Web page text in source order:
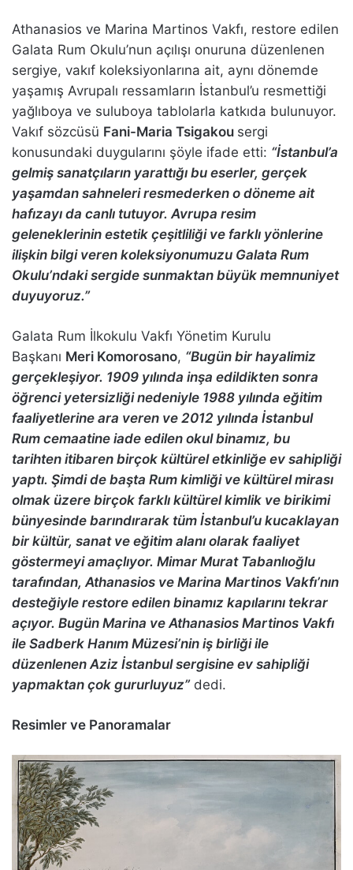
Athanasios ve Marina Martinos Vakfı, restore edilen
Galata Rum Okulu’nun açılışı onuruna düzenlenen
sergiye, vakıf koleksiyonlarına ait, aynı dönemde
yaşamış Avrupalı ressamların İstanbul’u resmettiği
yağlıboya ve suluboya tablolarla katkıda bulunuyor.
Vakıf sözcüsü Fani-Maria Tsigakou sergi
konusundaki duygularını şöyle ifade etti: “İstanbul’a
gelmiş sanatçıların yarattığı bu eserler, gerçek
yaşamdan sahneleri resmederken o döneme ait
hafızayı da canlı tutuyor. Avrupa resim
geleneklerinin estetik çeşitliliği ve farklı yönlerine
ilişkin bilgi veren koleksiyonumuzu Galata Rum
Okulu’ndaki sergide sunmaktan büyük memnuniyet
duyuyoruz.”
Galata Rum İlkokulu Vakfı Yönetim Kurulu
Başkanı Meri Komorosano, “Bugün bir hayalimiz
gerçekleşiyor. 1909 yılında inşa edildikten sonra
öğrenci yetersizliği nedeniyle 1988 yılında eğitim
faaliyetlerine ara veren ve 2012 yılında İstanbul
Rum cemaatine iade edilen okul binamız, bu
tarihten itibaren birçok kültürel etkinliğe ev sahipliği
yaptı. Şimdi de başta Rum kimliği ve kültürel mirası
olmak üzere birçok farklı kültürel kimlik ve birikimi
bünyesinde barındırarak tüm İstanbul’u kucaklayan
bir kültür, sanat ve eğitim alanı olarak faaliyet
göstermeyi amaçlıyor. Mimar Murat Tabanlıoğlu
tarafından, Athanasios ve Marina Martinos Vakfı’nın
desteğiyle restore edilen binamız kapılarını tekrar
açıyor. Bugün Marina ve Athanasios Martinos Vakfı
ile Sadberk Hanım Müzesi’nin iş birliği ile
düzenlenen Aziz İstanbul sergisine ev sahipliği
yapmaktan çok gururluyuz” dedi.
Resimler ve Panoramalar